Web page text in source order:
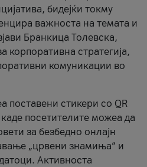
бидејќи токму
важноста на темата и
Бранкица Толевска,
корпоративна стратегија,
комуникации во
поставени стикери со QR
посетителите можеа да
за безбедно онлајн
„црвени знамиња“ и
Активноста